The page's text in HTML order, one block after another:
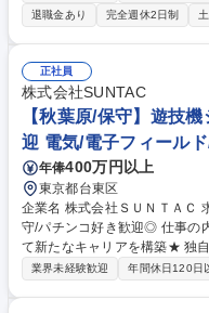
として営業組織全体を牽引いただきます。 事業成長に
る重要な意思決定をリードで
リース事業における成長戦略
けた各種施策の設計■パートナ
適化■KPI管理、収益改善施策
評価などの組織マネジメント 等
職種 【車両リースの法人営業
残業少
退職金あり
完全週休2日制
正社員
株式会社SUNTAC
【秋葉原/保守】遊技
迎 電気/電子フィール
年俸400万円以上
東京都台東区
企業名 株式会社ＳＵＮＴＡＣ 求人名 【秋葉原/保守】遊技機システムの保
守/パチンコ好き歓迎◎ 仕事の内容 ★急成長中のパチンコ機器メーカーに
て新たなキャリアを構築★ 独
ル向けコンピュータ事業の当
業界未経験歓迎 年間休日120日